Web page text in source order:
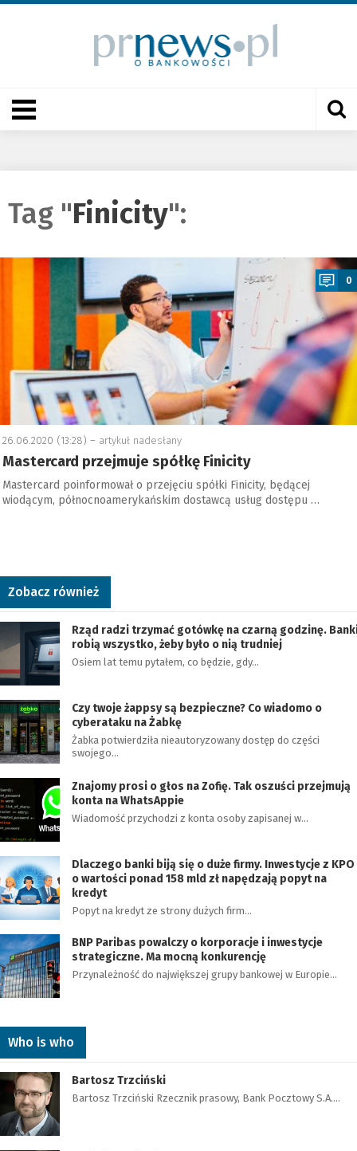
Tag "Finicity":
0
26.06.2020 (13:28) – artykuł nadesłany
Mastercard przejmuje spółkę Finicity
Mastercard poinformował o przejęciu spółki Finicity, będącej
wiodącym, północnoamerykańskim dostawcą usług dostępu …
Zobacz również
Rząd radzi trzymać gotówkę na czarną godzinę.
robią wszystko, żeby było o nią trudniej
Osiem lat temu pytałem, co będzie, gdy…
Czy twoje żappsy są bezpieczne? Co wiadomo o
cyberataku na Żabkę
Żabka potwierdziła nieautoryzowany dostęp do części
swojego…
Znajomy prosi o głos na Zofię. Tak oszuści przejmują
konta na WhatsAppie
Wiadomość przychodzi z konta osoby zapisanej w…
Dlaczego banki biją się o duże firmy. Inwestycje z KPO
o wartości ponad 158 mld zł napędzają popyt na
kredyt
Popyt na kredyt ze strony dużych firm…
BNP Paribas powalczy o korporacje i inwestycje
strategiczne. Ma mocną konkurencję
Przynależność do największej grupy bankowej w Europie…
Who is who
Bartosz Trzciński
Bartosz Trzciński Rzecznik prasowy, Bank Pocztowy S.A.…